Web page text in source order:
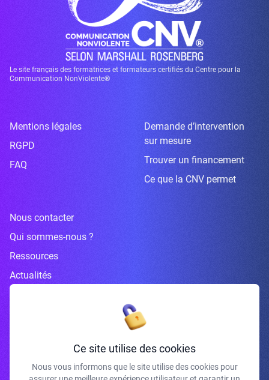
Le site français des formatrices et formateurs certifiés du Centre pour la
Communication NonViolente®
Mentions légales
RGPD
FAQ
Demande d’intervention
sur mesure
Trouver un financement
Ce que la CNV permet
Nous contacter
Qui sommes-nous ?
Ressources
Actualités
Inscrivez-vous à la newsletter
Ce site utilise des cookies
Nous vous informons que le site utilise des cookies pour